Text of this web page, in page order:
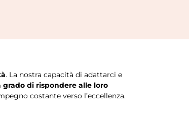
. La nostra capacità di adattarci e
grado di rispondere alle loro
costante verso l’eccellenza.